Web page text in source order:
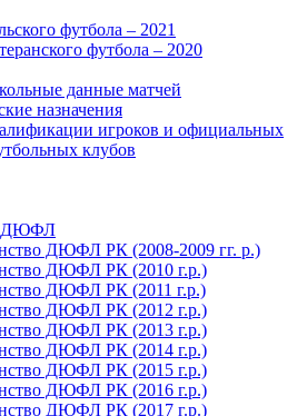
футбола – 2021
футбола – 2020
данные матчей
назначения
игроков и официальных
клубов
ДЮФЛ
ДЮФЛ РК (2008-2009 гг. р.)
ДЮФЛ РК (2010 г.р.)
ДЮФЛ РК (2011 г.р.)
ДЮФЛ РК (2012 г.р.)
ДЮФЛ РК (2013 г.р.)
ДЮФЛ РК (2014 г.р.)
ДЮФЛ РК (2015 г.р.)
ДЮФЛ РК (2016 г.р.)
ДЮФЛ РК (2017 г.р.)